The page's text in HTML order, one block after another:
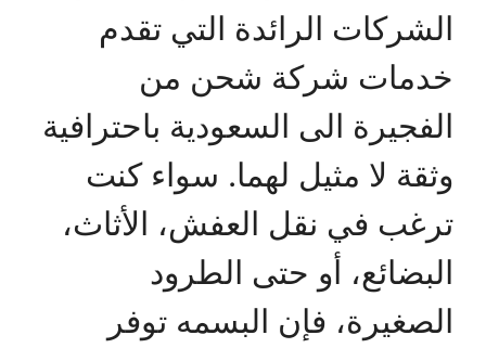
الشركات الرائدة التي تقدم
خدمات شركة شحن من
الفجيرة الى السعودية باحترافية
وثقة لا مثيل لهما. سواء كنت
ترغب في نقل العفش، الأثاث،
البضائع، أو حتى الطرود
الصغيرة، فإن البسمه توفر